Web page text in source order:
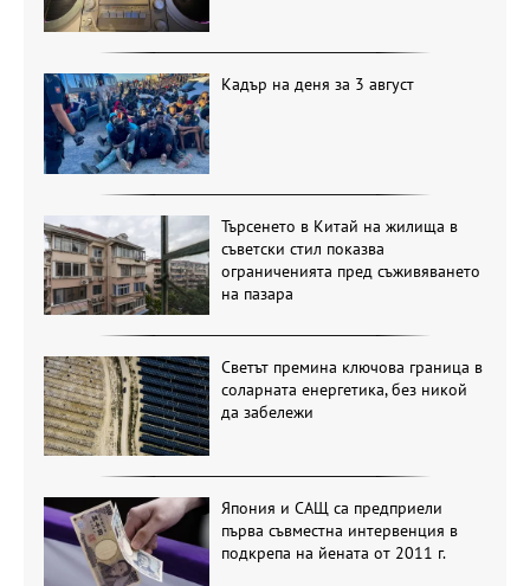
Кадър на деня за 3 август
Търсенето в Китай на жилища в
съветски стил показва
ограниченията пред съживяването
на пазара
Светът премина ключова граница в
соларната енергетика, без никой
да забележи
Япония и САЩ са предприели
първа съвместна интервенция в
подкрепа на йената от 2011 г.